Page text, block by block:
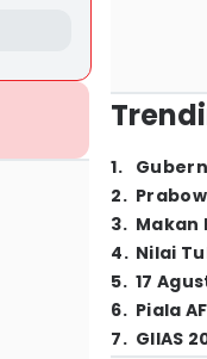
1.
2.
3. Makan
4. Nilai
5. 17
6. Piala
7. GIIAS